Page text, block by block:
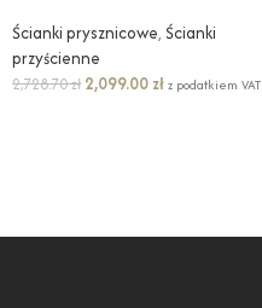
Ścianki prysznicowe, Ścianki
przyścienne
2,728.70zł 2,099.00 złz podatkiem VAT